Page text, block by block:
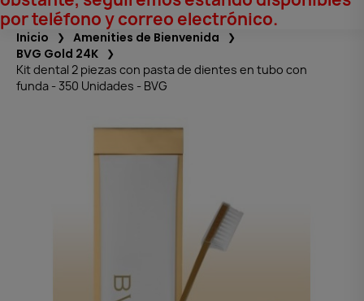
por teléfono y correo electrónico.
Inicio
Amenities de Bienvenida
BVG Gold 24K
Kit dental 2 piezas con pasta de dientes en tubo con
funda - 350 Unidades - BVG